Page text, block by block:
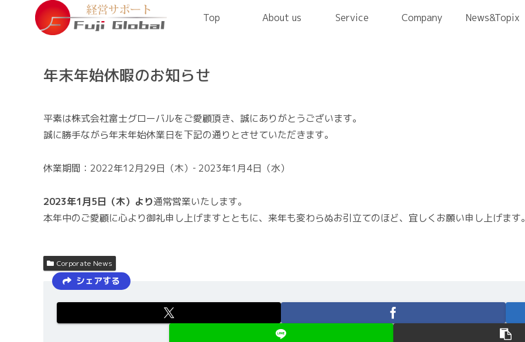
Top About us Service Company News&Topix
年末年始休暇のお知らせ
平素は株式会社富士グローバルをご愛顧頂き、誠にありがとうございます。
誠に勝手ながら年末年始休業日を下記の通りとさせていただきます。
休業期間：2022年12月29日（木）‐ 2023年1月4日（水）
2023年1月5日（木）より通常営業いたします。
本年中のご愛顧に心より御礼申し上げますとともに、来年も変わらぬお引立てのほど、宜しくお願い申し上げます。
Corporate News
シェアする